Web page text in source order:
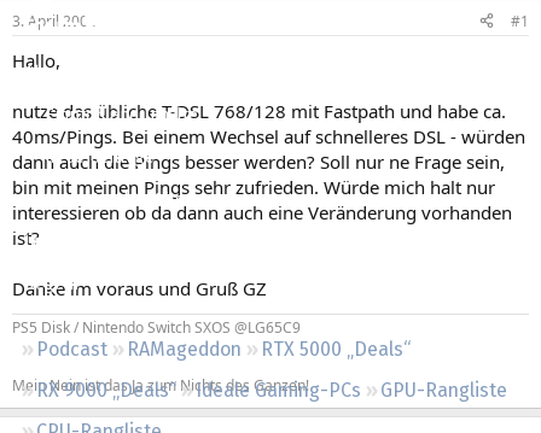
Forum
Aktuelles
Empfohlene Inhalte
Neue Beiträge
Neueste Aktivitäten
Leserartikel
Regeln
Podcast RAMageddon
RTX 5000 „Deals“
RX 9000 „Deals“
Ideale Gaming-PCs
GPU-Rangliste
l
e
r
t
3. April 2004 #1
Hallo,
nutze das übliche T-DSL 768/128 mit Fastpath und habe ca.
40ms/Pings. Bei einem Wechsel auf schnelleres DSL - würden
dann auch die Pings besser werden? Soll nur ne Frage sein,
bin mit meinen Pings sehr zufrieden. Würde mich halt nur
interessieren ob da dann auch eine Veränderung vorhanden
ist?
Danke im voraus und Gruß GZ
PS5 Disk / Nintendo Switch SXOS @LG65C9
Mein Nein ist das Ja zum Nichts des Ganzen!